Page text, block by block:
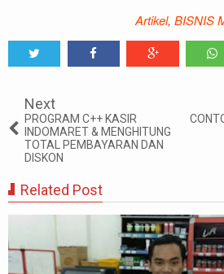
Artikel, BISNIS
Next
PROGRAM C++ KASIR
INDOMARET & MENGHITUNG
TOTAL PEMBAYARAN DAN
DISKON
Related Post